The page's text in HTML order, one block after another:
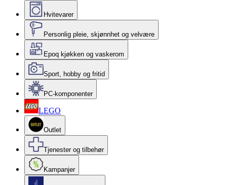
Hvitevarer
Personlig pleie, skjønnhet og velvære
Epoq kjøkken og vaskerom
Sport, hobby og fritid
PC-komponenter
LEGO
Outlet
Tjenester og tilbehør
Kampanjer